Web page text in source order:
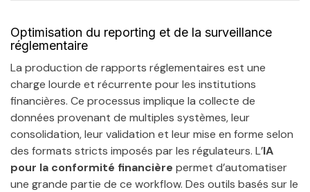
Optimisation du reporting et de la surveillance
réglementaire
La production de rapports réglementaires est une
charge lourde et récurrente pour les institutions
financières. Ce processus implique la collecte de
données provenant de multiples systèmes, leur
consolidation, leur validation et leur mise en forme selon
des formats stricts imposés par les régulateurs. L’IA
pour la conformité financière permet d’automatiser
une grande partie de ce workflow. Des outils basés sur le